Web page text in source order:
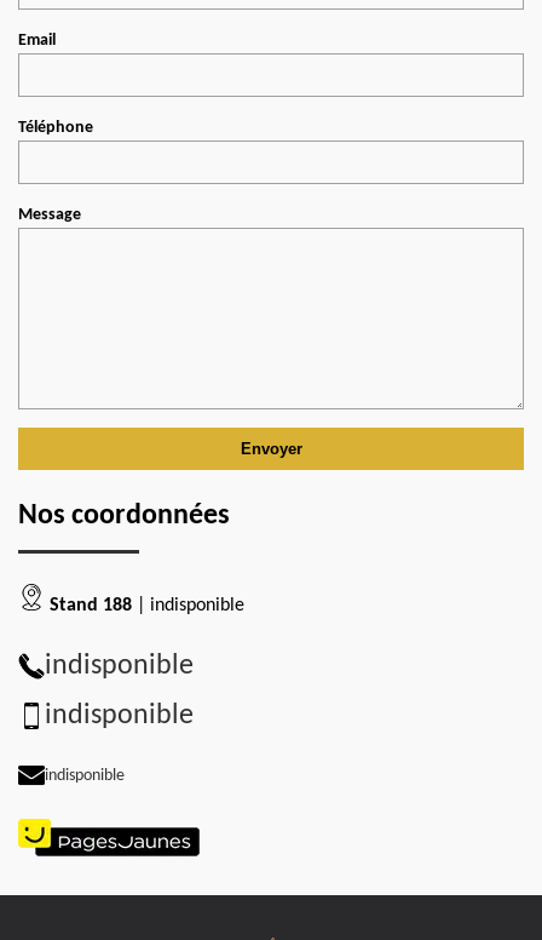
Email
Téléphone
Message
Nos coordonnées
Stand 188 | indisponible
indisponible
indisponible
indisponible